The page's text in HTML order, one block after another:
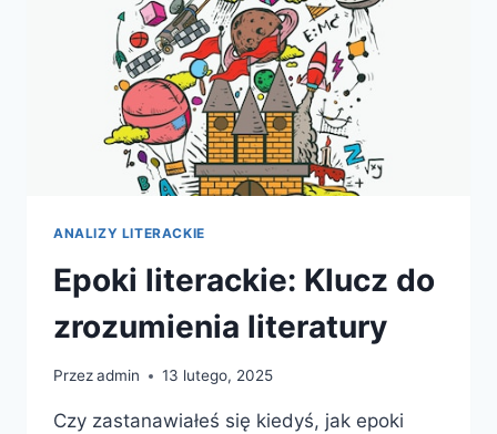
ANALIZY LITERACKIE
Epoki literackie: Klucz do
zrozumienia literatury
Przezadmin 13 lutego, 2025
Czy zastanawiałeś się kiedyś, jak epoki